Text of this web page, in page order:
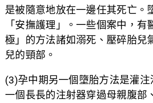
是被隨意地放在一邊任其死亡。
「安撫護理」。一些個案中，有
極」的方法諸如溺死、壓碎胎兒
兒的頸部。
(3)孕中期另一個墮胎方法是灌注
一個長長的注射器穿過母親腹部